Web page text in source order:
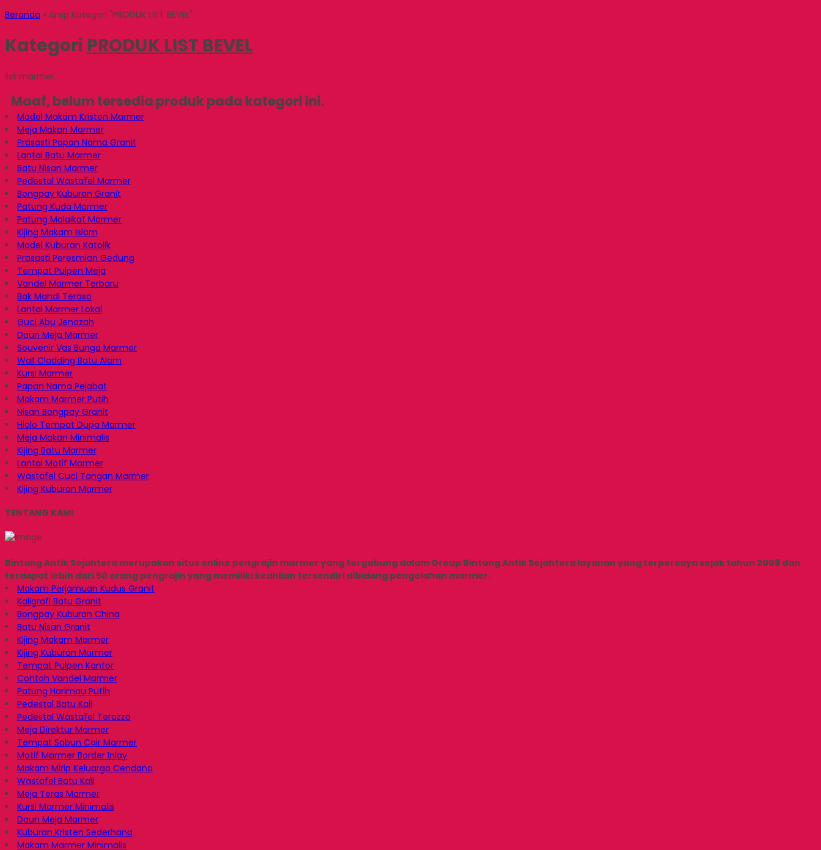
Beranda » Arsip Kategori "PRODUK LIST BEVEL"
Kategori PRODUK LIST BEVEL
list marmer
Maaf, belum tersedia produk pada kategori ini.
Model Makam Kristen Marmer
Meja Makan Marmer
Prasasti Papan Nama Granit
Lantai Batu Marmer
Batu Nisan Marmer
Pedestal Wastafel Marmer
Bongpay Kuburan Granit
Patung Kuda Marmer
Patung Malaikat Marmer
Kijing Makam Islam
Model Kuburan Katolik
Prasasti Peresmian Gedung
Tempat Pulpen Meja
Vandel Marmer Terbaru
Bak Mandi Teraso
Lantai Marmer Lokal
Guci Abu Jenazah
Daun Meja Marmer
Souvenir Vas Bunga Marmer
Wall Cladding Batu Alam
Kursi Marmer
Papan Nama Pejabat
Makam Marmer Putih
Nisan Bongpay Granit
Hiolo Tempat Dupa Marmer
Meja Makan Minimalis
Kijing Batu Marmer
Lantai Motif Marmer
Wastafel Cuci Tangan Marmer
Kijing Kuburan Marmer
TENTANG KAMI
Bintang Antik Sejahtera merupakan situs online pengrajin marmer yang tergabung dalam Group Bintang Antik Sejahtera layanan yang terpercaya sejak tahun 2009 dan
terdapat lebih dari 50 orang pengrajin yang memiliki keahlian tersendiri dibidang pengolahan marmer.
Makam Perjamuan Kudus Granit
Kaligrafi Batu Granit
Bongpay Kuburan China
Batu Nisan Granit
Kijing Makam Marmer
Kijing Kuburan Marmer
Tempat Pulpen Kantor
Contoh Vandel Marmer
Patung Harimau Putih
Pedestal Batu Kali
Pedestal Wastafel Terazzo
Meja Direktur Marmer
Tempat Sabun Cair Marmer
Motif Marmer Border Inlay
Makam Mirip Keluarga Cendana
Wastafel Batu Kali
Meja Teras Marmer
Kursi Marmer Minimalis
Daun Meja Marmer
Kuburan Kristen Sederhana
Makam Marmer Minimalis